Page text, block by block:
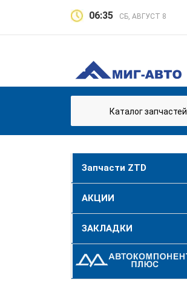
06:35 СБ, АВГУСТ 8
Каталог запчастей
Запчасти ZTD
АКЦИИ
ЗАКЛАДКИ